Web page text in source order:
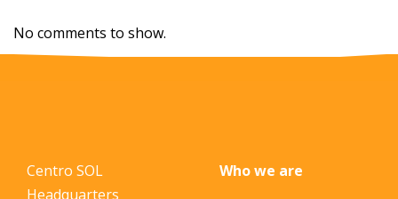
No comments to show.
Centro SOL
Headquarters
Who we are